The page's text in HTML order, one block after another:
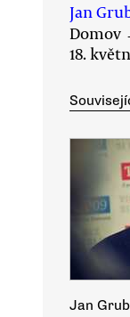
Jan
Domov
18.
Jan